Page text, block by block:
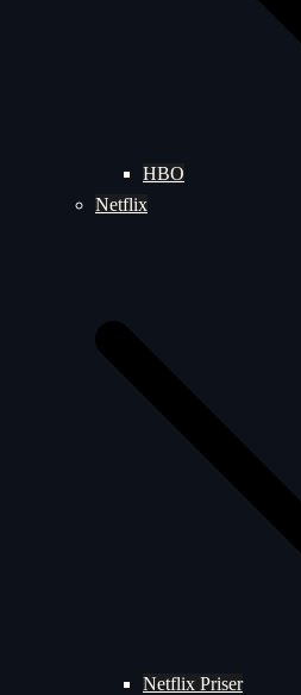
HBO
Netflix
Netflix Priser